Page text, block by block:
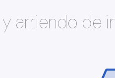
arriendo de